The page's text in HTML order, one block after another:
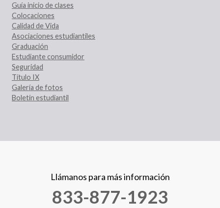
Guía inicio de clases
Colocaciones
Calidad de Vida
Asociaciones estudiantiles
Graduación
Estudiante consumidor
Seguridad
Título IX
Galería de fotos
Boletín estudiantil
Llámanos para más información
833-877-1923